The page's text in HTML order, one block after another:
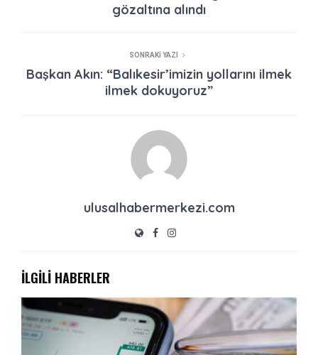
gözaltına alındı
SONRAKI YAZI
Başkan Akın: “Balıkesir’imizin yollarını ilmek
ilmek dokuyoruz”
ulusalhabermerkezi.com
İLGİLİ HABERLER